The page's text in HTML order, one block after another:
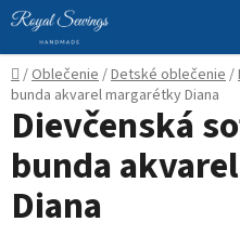
Prejsť
na
obsah
Domov
/Oblečenie/Detské oblečenie/
bunda akvarel margarétky Diana
Dievčenská
bunda
Diana